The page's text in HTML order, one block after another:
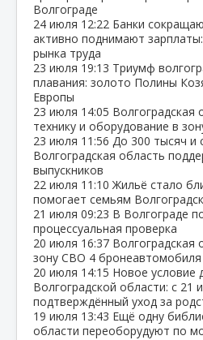
Волгограде
24 июля 12:22 Банки
активно поднимают
рынка труда
23 июля 19:13 Триумф
плавания: золото Полины
Европы
23 июля 14:05 Волгоградская
технику и оборудование в
23 июля 11:56 До 300 тысяч и
Волгоградская область
выпускников
22 июля 11:10 Жильё стало
помогает семьям
21 июля 09:23 В Волгограде
процессуальная проверка
20 июля 16:37 Волгоградская
зону СВО 4
20 июля 14:15 Новое условие
Волгоградской области: с 21
подтверждённый уход за
19 июля 13:43 Ещё одну
области переоборудуют по